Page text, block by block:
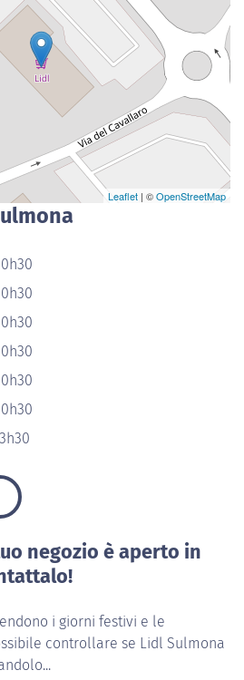
Leaflet | ©OpenStreetMap
negozio è aperto in
i giorni festivi e le
controllare se Lidl Sulmona